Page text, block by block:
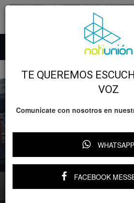
Lo nefasto
TE QUEREMOS
VOZ
Comunicate con nosotros en
WHATSAPP
FACEBOOK